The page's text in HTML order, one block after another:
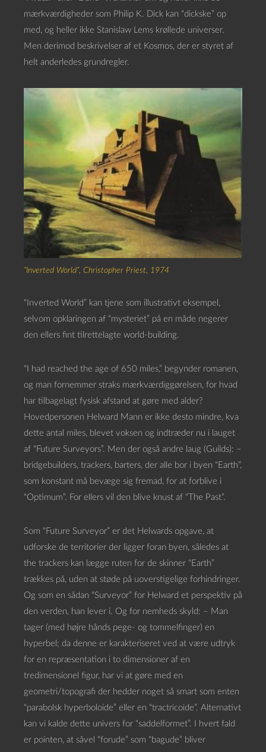
mærkværdigheder som Philip K. Dick kan “dickske” op
med, og heller ikke Stanislaw Lems krøllede universer.
Men derimod beskrivelser af et Kosmos, der er styret af
helt anderledes grundregler.
“Inverted World”, Christopher Priest, 1974
“Inverted World” kan tjene som illustrativt eksempel,
selvom opklaringen af “mysteriet” på en måde negerer
den ellers fint tilrettelagte world-building.
“I had reached the age of 650 miles,” begynder romanen,
og man fornemmer straks mærkværdiggørelsen, for hvad
har tilbagelagt fysisk afstand at gøre med alder?
Hovedpersonen Helward Mann er ikke desto mindre, kva
dette antal miles, blevet voksen og indtræder nu i lauget
af “Future Surveyors”. Men der også andre laug (Guilds): –
bridgebuilders, trackers, barters, der alle bor i byen “Earth”,
som konstant må bevæge sig fremad, for at forblive i
“Optimum”. For ellers vil den blive knust af “The Past”.
Som “Future Surveyor” er det Helwards opgave, at
udforske de territorier der ligger foran byen, således at
the trackers kan lægge ruten for de skinner “Earth”
trækkes på, uden at støde på uoverstigelige forhindringer.
Og som en sådan “Surveyor” for Helward et perspektiv på
den verden, han lever i. Og for nemheds skyld: – Man
tager (med højre hånds pege- og tommelfinger) en
hyperbel; da denne er karakteriseret ved at være udtryk
for en repræsentation i to dimensioner af en
tredimensionel figur, har vi at gøre med en
geometri/topografi der hedder noget så smart som enten
“parabolsk hyperboloide” eller en “tractricoide”. Alternativt
kan vi kalde dette univers for “saddelformet”. I hvert fald
er pointen, at såvel “forude” som “bagude” bliver